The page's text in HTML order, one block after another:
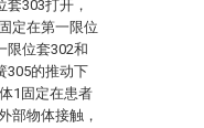
303打开，
定在第一限位
限位套302和
305的推动下
1固定在患者
部物体接触，